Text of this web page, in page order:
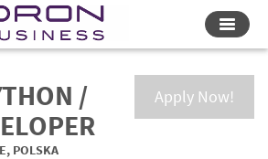
Apply Now!
/
, POLSKA